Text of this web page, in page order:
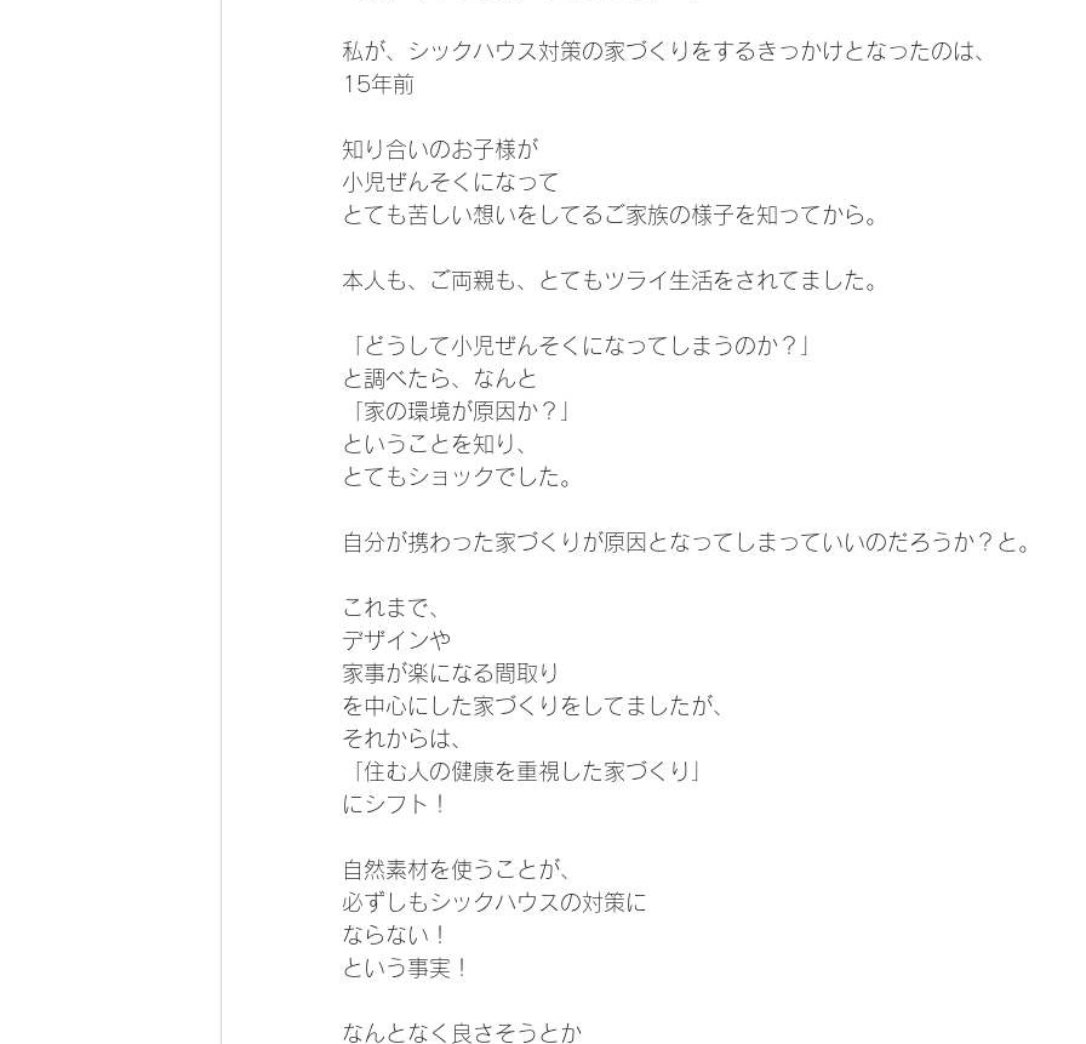
私が、シックハウス対策の家づくりをするきっかけとなったのは、
15年前
知り合いのお子様が
小児ぜんそくになって
とても苦しい想いをしてるご家族の様子を知ってから。
本人も、ご両親も、とてもツライ生活をされてました。
「どうして小児ぜんそくになってしまうのか？」
と調べたら、なんと
「家の環境が原因か？」
ということを知り、
とてもショックでした。
自分が携わった家づくりが原因となってしまっていいのだろうか？と。
これまで、
デザインや
家事が楽になる間取り
を中心にした家づくりをしてましたが、
それからは、
「住む人の健康を重視した家づくり」
にシフト！
自然素材を使うことが、
必ずしもシックハウスの対策に
ならない！
という事実！
なんとなく良さそうとか